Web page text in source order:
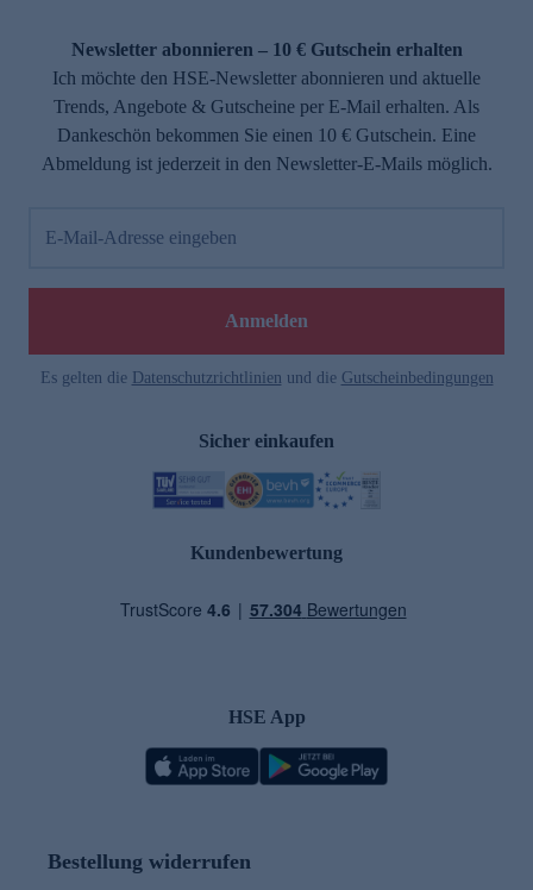
Newsletter abonnieren – 10 € Gutschein erhalten
Ich möchte den HSE-Newsletter abonnieren und aktuelle
Trends, Angebote & Gutscheine per E-Mail erhalten. Als
Dankeschön bekommen Sie einen 10 € Gutschein. Eine
Abmeldung ist jederzeit in den Newsletter-E-Mails möglich.
E-Mail-Adresse eingeben
Anmelden
Es gelten die Datenschutzrichtlinien und die Gutscheinbedingungen
Sicher einkaufen
Kundenbewertung
HSE App
Bestellung widerrufen